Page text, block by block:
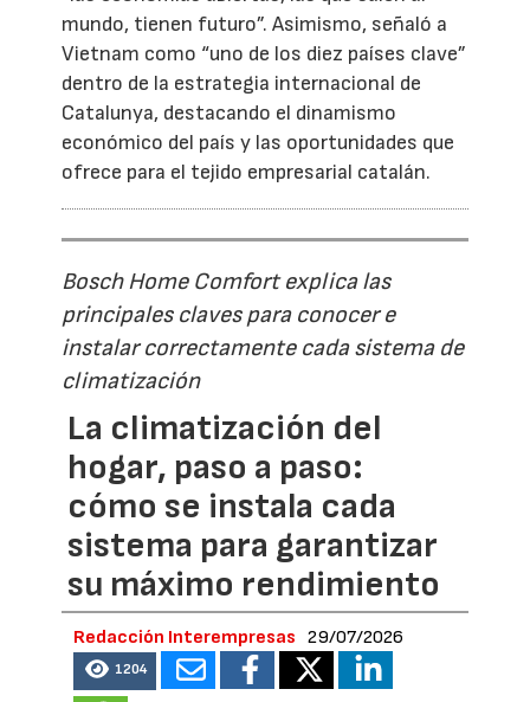
mundo, tienen futuro”. Asimismo, señaló a
Vietnam como “uno de los diez países clave”
dentro de la estrategia internacional de
Catalunya, destacando el dinamismo
económico del país y las oportunidades que
ofrece para el tejido empresarial catalán.
Bosch Home Comfort explica las
principales claves para conocer e
instalar correctamente cada sistema de
climatización
La climatización del
hogar, paso a paso:
cómo se instala cada
sistema para garantizar
su máximo rendimiento
Redacción Interempresas 29/07/2026
1204